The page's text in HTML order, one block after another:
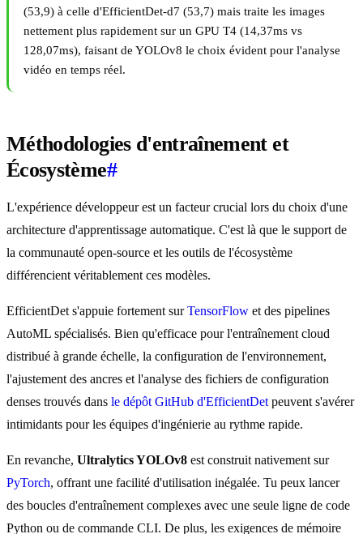
(53,9) à celle d'EfficientDet-d7 (53,7) mais traite les images
nettement plus rapidement sur un GPU T4 (14,37ms vs
128,07ms), faisant de YOLOv8 le choix évident pour l'analyse
vidéo en temps réel.
Méthodologies d'entraînement et
Écosystème#
L'expérience développeur est un facteur crucial lors du choix d'une
architecture d'apprentissage automatique. C'est là que le support de
la communauté open-source et les outils de l'écosystème
différencient véritablement ces modèles.
EfficientDet s'appuie fortement surTensorFlow et des pipelines
AutoML spécialisés. Bien qu'efficace pour l'entraînement cloud
distribué à grande échelle, la configuration de l'environnement,
l'ajustement des ancres et l'analyse des fichiers de configuration
denses trouvés dans le dépôt GitHub d'EfficientDet peuvent s'avérer
intimidants pour les équipes d'ingénierie au rythme rapide.
En revanche, Ultralytics YOLOv8 est construit nativement sur
PyTorch, offrant une facilité d'utilisation inégalée. Tu peux lancer
des boucles d'entraînement complexes avec une seule ligne de code
Python ou de commande CLI. De plus, les exigences de mémoire